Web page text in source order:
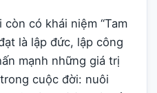
có khái niệm “Tam
là lập đức, lập công
mạnh những giá trị
cuộc đời: nuôi